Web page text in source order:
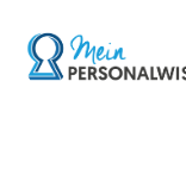
content
Go to landing page.